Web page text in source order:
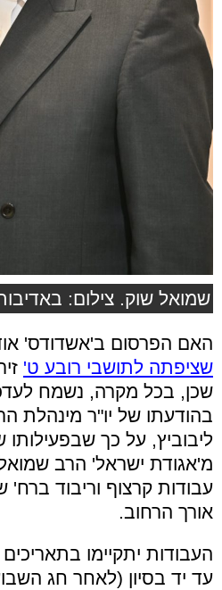
שמואל שוק. צילום:
האם הפרסום ב'אשדודס'
שציפתה לתושבי רובע ט'
שכן, בכל מקרה, נשמח
בהודעתו של יו"ר מינהלת
ליבוביץ, על כך
מ'אגודת ישראל' הרב שמואל
עבודות קרצוף וריבוד
אורך הרחוב.
עד יד בסיון (לאחר חג